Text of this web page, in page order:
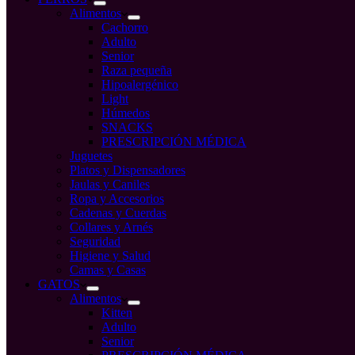
Alimentos
Cachorro
Adulto
Senior
Raza pequeña
Hipoalergénico
Light
Húmedos
SNACKS
PRESCRIPCIÓN MÉDICA
Juguetes
Platos y Dispensadores
Jaulas y Caniles
Ropa y Accesorios
Cadenas y Cuerdas
Collares y Arnés
Seguridad
Higiene y Salud
Camas y Casas
GATOS
Alimentos
Kitten
Adulto
Senior